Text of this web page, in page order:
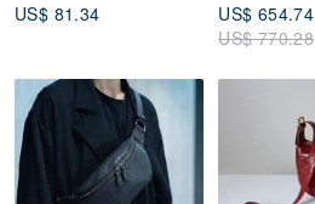
US$ 81.34
US$ 654.74
US$ 770.28